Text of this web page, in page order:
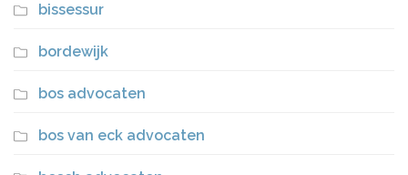
bissessur
bordewijk
bos advocaten
bos van eck advocaten